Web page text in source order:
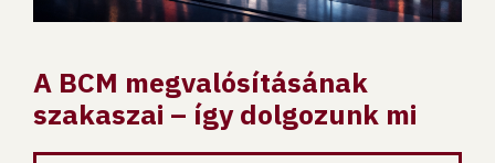
A BCM megvalósításának
szakaszai – így dolgozunk mi